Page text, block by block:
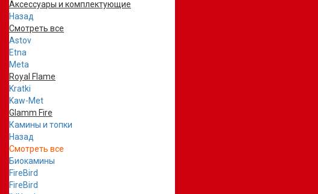
Аксессуары и комплектующие
Назад
Смотреть все
Astov
Etna
Meta
Royal Flame
Kratki
Kaw-Met
Glamm Fire
Камины и топки
Назад
Смотреть все
Биокамины
FireBird
FireBird